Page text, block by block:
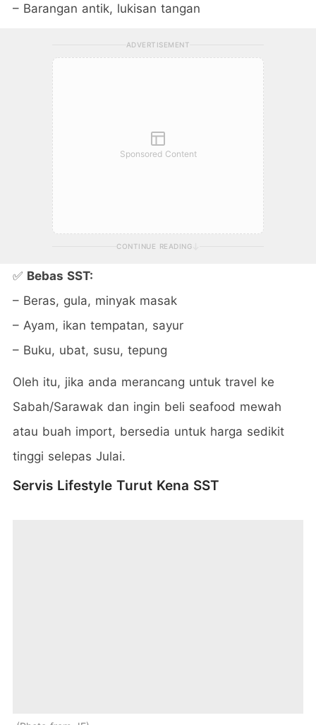
– Barangan antik, lukisan tangan
ADVERTISEMENT
Sponsored Content
CONTINUE READING
✅ Bebas SST:
– Beras, gula, minyak masak
– Ayam, ikan tempatan, sayur
– Buku, ubat, susu, tepung
Oleh itu, jika anda merancang untuk travel ke
Sabah/Sarawak dan ingin beli seafood mewah
atau buah import, bersedia untuk harga sedikit
tinggi selepas Julai.
Servis Lifestyle Turut Kena SST